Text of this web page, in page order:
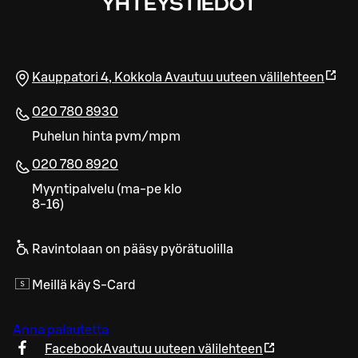
YHTEYSTIEDOT
Kauppatori 4, Kokkola Avautuu uuteen välilehteen
020 780 8930
Puhelun hinta pvm/mpm
020 780 8920
Myyntipalvelu (ma-pe klo
8-16)
Ravintolaan on pääsy pyörätuolilla
Meillä käy S-Card
Anna palautetta
FacebookAvautuu uuteen välilehteen